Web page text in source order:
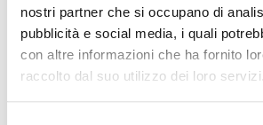
nostri partner che si occupano di
pubblicità e social media, i quali
con altre informazioni che ha fornito
raccolto dal suo utilizzo dei loro servizi.
ART:0020221 QUANTITÀ MINIMA:1PZ
Punto Fisso Tipo A